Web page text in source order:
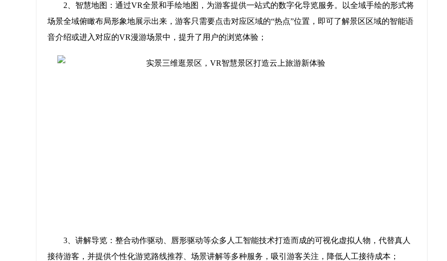
2、智慧地图：通过VR全景和手绘地图，为游客提供一站式的数字化导览服务。以全域手绘的形式将
场景全域俯瞰布局形象地展示出来，游客只需要点击对应区域的“热点”位置，即可了解景区区域的智能语
音介绍或进入对应的VR漫游场景中，提升了用户的浏览体验；
3、讲解导览：整合动作驱动、唇形驱动等众多人工智能技术打造而成的可视化虚拟人物，代替真人
接待游客，并提供个性化游览路线推荐、场景讲解等多种服务，吸引游客关注，降低人工接待成本；